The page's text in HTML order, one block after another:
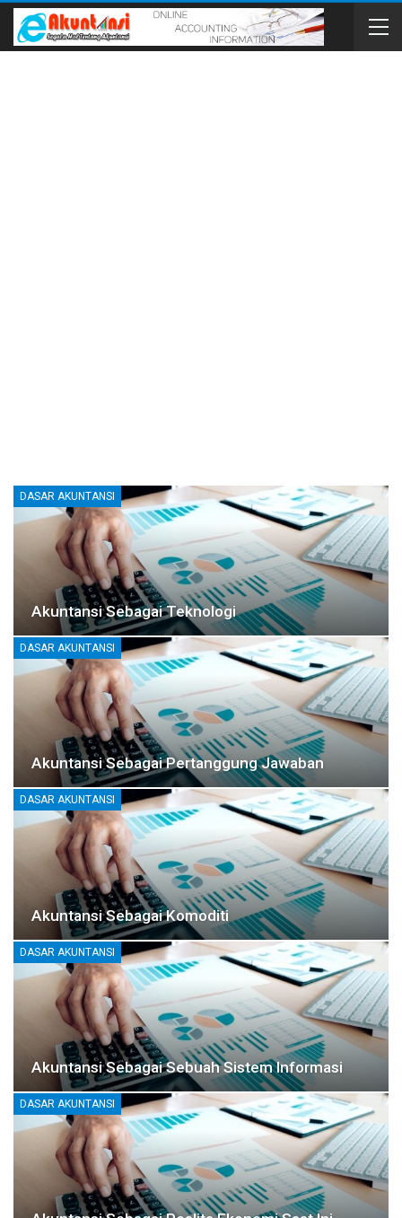
DASAR AKUNTANSI
Akuntansi Sebagai Teknologi
DASAR AKUNTANSI
Akuntansi Sebagai Pertanggung Jawaban
DASAR AKUNTANSI
Akuntansi Sebagai Komoditi
DASAR AKUNTANSI
Akuntansi Sebagai Sebuah Sistem Informasi
DASAR AKUNTANSI